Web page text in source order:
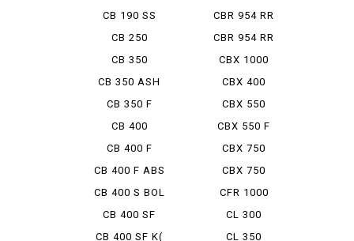
SUPER TOUR...
CB 190 SS
CB 250
CB 350
CB 350 ASH
NESU
CB 350 F
CB 400
CB 400 F
CB 400 F ABS
CB 400 S BOL
D'OR ...
CB 400 SF
CB 400 SF K(
FIRE BL...
CBR 954 RR
CBR 954 RR
FIRE BL...
CBX 1000
CBX 400
CBX 550
CBX 550 F
INTEGRA
CBX 750
CBX 750
BOLDOR
CFR 1000
AfricaTwin
CL 300
CL 350